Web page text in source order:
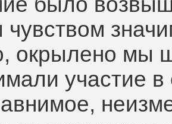
окрылено мы
участие